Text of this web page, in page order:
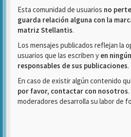
Esta comunidad de usuarios no
guarda relación alguna con la
matriz Stellantis.
Los mensajes publicados reflejan la
usuarios que las escriben y en
responsables de sus publicaciones.
En caso de existir algún contenido
por favor, contactar con nosotros
moderadores desarrolla su labor de